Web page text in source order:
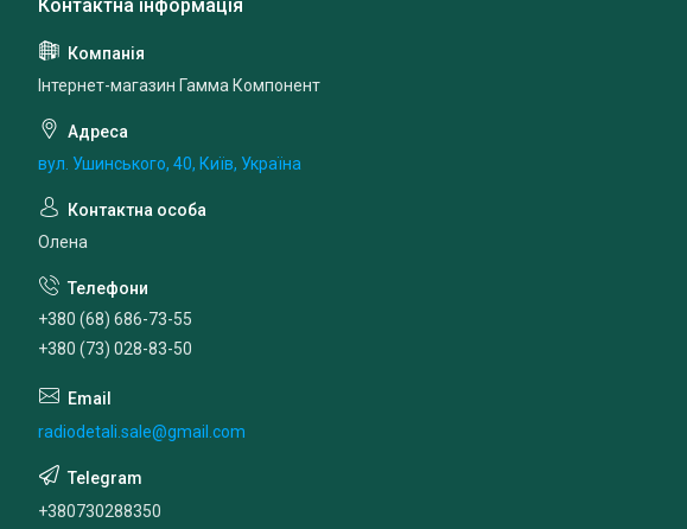
Інтернет-магазин Гамма Компонент
вул. Ушинського, 40, Київ, Україна
Олена
+380 (68) 686-73-55
+380 (73) 028-83-50
radiodetali.sale@gmail.com
+380730288350